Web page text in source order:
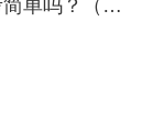
目都要合格。
合格考不过能否高考？合格考补考简单吗？（参考）